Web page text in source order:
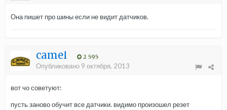
Она пишет про шины если не видит датчиков.
camel 2 595
Опубликовано 9 октября, 2013
вот чо советуют:
пусть заново обучит все датчики. видимо произошел резет